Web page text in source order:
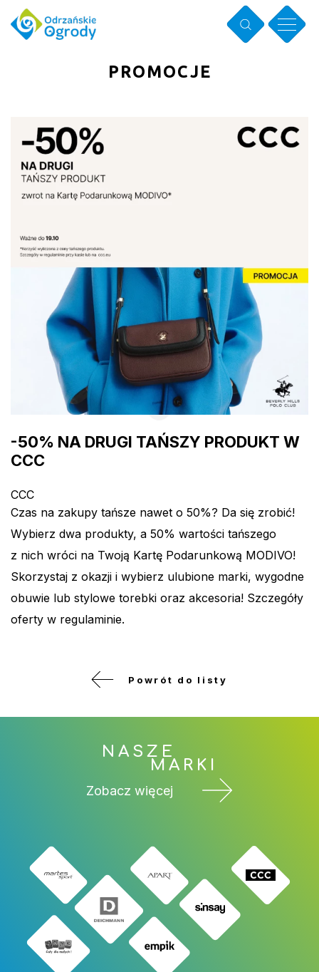
PROMOCJE
-50% NA DRUGI TAŃSZY PRODUKT W
CCC
CCC
Czas na zakupy tańsze nawet o 50%? Da się zrobić!
Wybierz dwa produkty, a 50% wartości tańszego
z nich wróci na Twoją Kartę Podarunkową MODIVO!
Skorzystaj z okazji i wybierz ulubione marki, wygodne
obuwie lub stylowe torebki oraz akcesoria! Szczegóły
oferty w regulaminie.
Powrót do listy
NASZE
MARKI
Zobacz więcej